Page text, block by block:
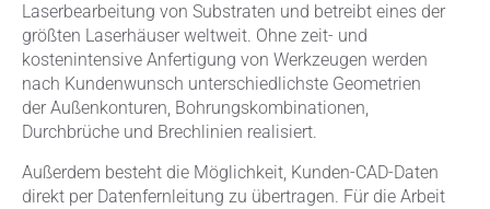
Laserbearbeitung von Substraten und betreibt eines der
größten Laserhäuser weltweit. Ohne zeit- und
kostenintensive Anfertigung von Werkzeugen werden
nach Kundenwunsch unterschiedlichste Geometrien
der Außenkonturen, Bohrungskombinationen,
Durchbrüche und Brechlinien realisiert.
Außerdem besteht die Möglichkeit, Kunden-CAD-Daten
direkt per Datenfernleitung zu übertragen. Für die Arbeit